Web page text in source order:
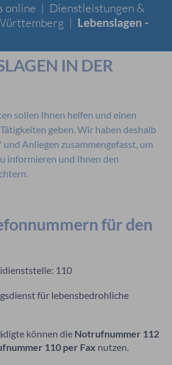
online | Dienstleistungen &
| Lebenslagen -
IN DER
sollen Ihnen helfen und einen
geben. Wir haben deshalb
Anliegen zusammengefasst, um
informieren und Ihnen den
für den
110
für lebensbedrohliche
können die Notrufnummer 112
110 per Fax nutzen.